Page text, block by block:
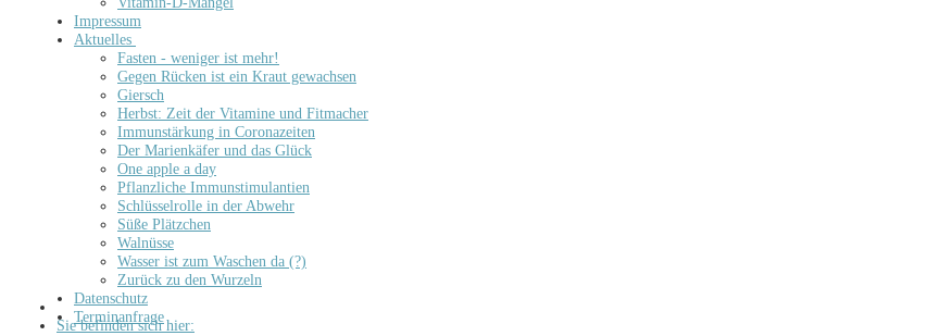
Impressum
Aktuelles
Fasten - weniger ist mehr!
Gegen Rücken ist ein Kraut gewachsen
Giersch
Herbst: Zeit der Vitamine und Fitmacher
Immunstärkung in Coronazeiten
Der Marienkäfer und das Glück
One apple a day
Pflanzliche Immunstimulantien
Schlüsselrolle in der Abwehr
Süße Plätzchen
Walnüsse
Wasser ist zum Waschen da (?)
Zurück zu den Wurzeln
Datenschutz
Terminanfrage
Sie befinden sich hier: